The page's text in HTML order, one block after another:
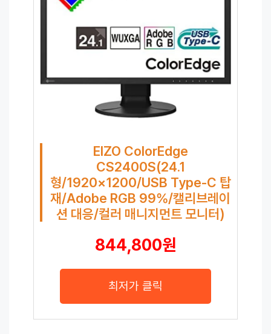
EIZO ColorEdge
CS2400S(24.1
형/1920×1200/USB Type-C 탑
재/Adobe RGB 99%/캘리브레이
션 대응/컬러 매니지먼트 모니터)
844,800원
최저가 클릭